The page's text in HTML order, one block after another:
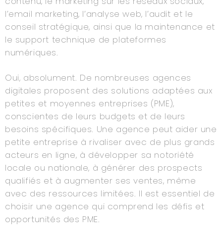
l’email marketing, l’analyse web, l’audit et le
conseil stratégique, ainsi que la maintenance et
le support technique de plateformes
numériques.
Oui, absolument. De nombreuses agences
digitales proposent des solutions adaptées aux
petites et moyennes entreprises (PME),
conscientes de leurs budgets et de leurs
besoins spécifiques. Une agence peut aider une
petite entreprise à rivaliser avec de plus grands
acteurs en ligne, à développer sa notoriété
locale ou nationale, à générer des prospects
qualifiés et à augmenter ses ventes, même
avec des ressources limitées. Il est essentiel de
choisir une agence qui comprend les défis et
opportunités des PME.